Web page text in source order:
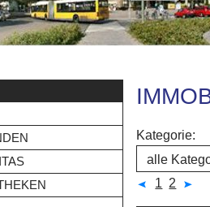
Kategorie:
1 2